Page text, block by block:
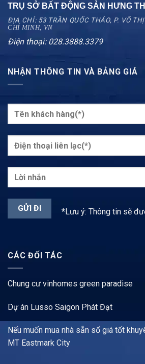
TRỤ SỞ BẤT ĐỘNG SẢN HƯNG
ĐỊA CHỈ: 53 TRẦN QUỐC THẢO, P. VÕ
CHÍ MINH, VN
Điện thoại: 028.3888.3379
NHẬN THÔNG TIN VÀ BẢNG GIÁ
*Lưu ý: Thông tin sẽ
CÁC ĐỐI TÁC
Chung cư vinhomes green paradise
Dự án Lusso Saigon Phát Đạt
Nếu muốn mua nhà sẵn sổ giá tốt
MT Eastmark City